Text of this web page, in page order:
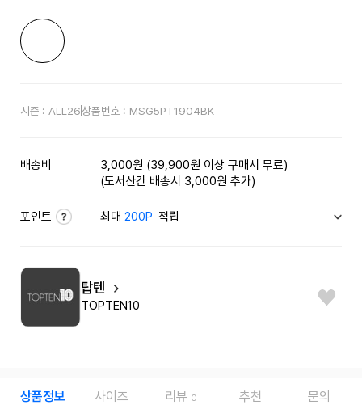
시즌 : ALL26상품번호 : MSG5PT1904BK
배송비
3,000원 (39,900원 이상 구매시 무료)
(도서산간 배송시 3,000원 추가)
포인트 최대200P 적립
탑텐
TOPTEN10
상품정보 사이즈 리뷰 0 추천 문의